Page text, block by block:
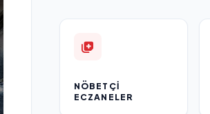
NÖBETÇI
ECZANELER